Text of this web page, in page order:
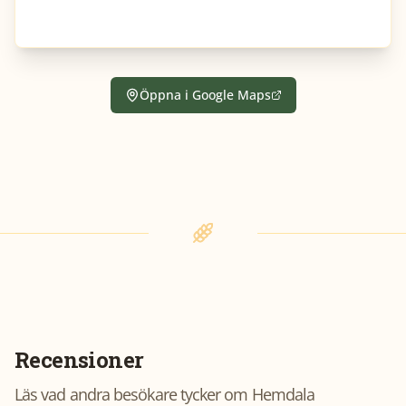
Öppna i Google Maps
Recensioner
Läs vad andra besökare tycker om Hemdala